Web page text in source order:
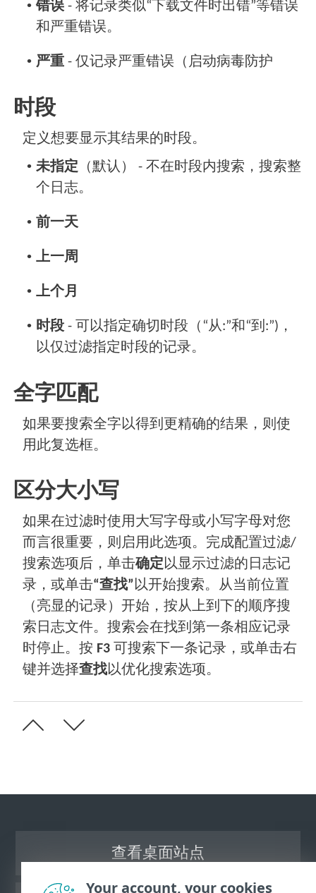
• 错误 - 将记录类似“下载文件时出错”等错误
和严重错误。
• 严重 - 仅记录严重错误（启动病毒防护
时段
定义想要显示其结果的时段。
• 未指定 （默认） - 不在时段内搜索，搜索整
个日志。
• 前一天
• 上一周
• 上个月
• 时段 - 可以指定确切时段（“从:”和“到:”)，
以仅过滤指定时段的记录。
全字匹配
如果要搜索全字以得到更精确的结果，则使
用此复选框。
区分大小写
如果在过滤时使用大写字母或小写字母对您
而言很重要，则启用此选项。完成配置过滤/
搜索选项后，单击确定以显示过滤的日志记
录，或单击“查找”以开始搜索。从当前位置
（亮显的记录）开始，按从上到下的顺序搜
索日志文件。搜索会在找到第一条相应记录
时停止。按 F3 可搜索下一条记录，或单击右
键并选择查找以优化搜索选项。
查看桌面站点
Your account, your cookies